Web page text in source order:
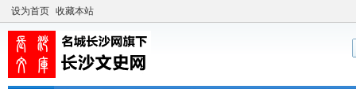
设为首页 收藏本站